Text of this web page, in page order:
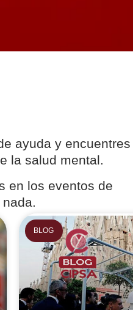
ayuda y encuentres
la salud mental.
en los eventos de
BLOG